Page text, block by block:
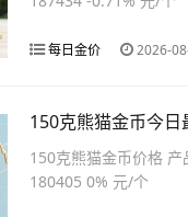
每日金价 2026-
150克熊猫金币今日
150克熊猫金币价格
180405 0% 元/个